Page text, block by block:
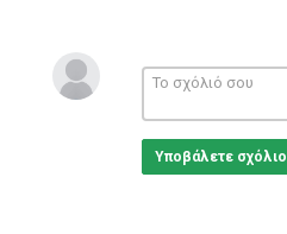
Υποβάλετε σχόλιο